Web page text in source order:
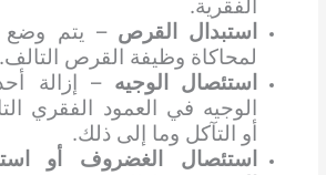
الفقرية.
استبدال القرص – يتم
لمحاكاة وظيفة القرص التالف.
استئصال الوجيه – إزالة
الوجيه في العمود الفقري
أو التآكل وما إلى ذلك.
استئصال الغضروف أو